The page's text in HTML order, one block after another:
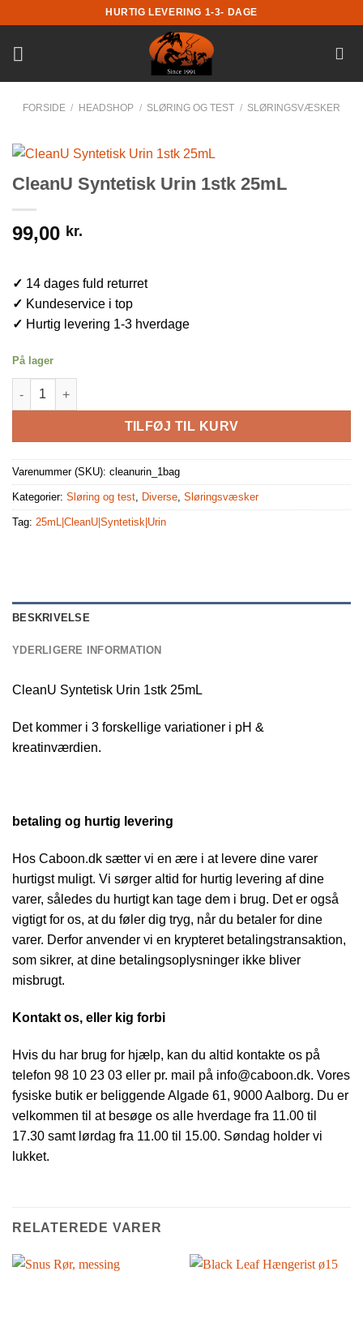
til
indhold
HURTIG LEVERING 1-3- DAGE
FORSIDE / HEADSHOP / SLØRING OG TEST / SLØRINGSVÆSKER
CleanU Syntetisk Urin 1stk 25mL
99,00 kr.
✓ 14 dages fuld returret
✓ Kundeservice i top
✓ Hurtig levering 1-3 hverdage
På lager
CleanU Syntetisk Urin 1stk 25mL antal
TILFØJ TIL KURV
Varenummer (SKU): cleanurin_1bag
Kategorier: Sløring og test Diverse Sløringsvæsker
Tag: 25mL|CleanU|Syntetisk|Urin
BESKRIVELSE
YDERLIGERE INFORMATION
CleanU Syntetisk Urin 1stk 25mL
Det kommer i 3 forskellige variationer i pH &
kreatinværdien.
betaling og hurtig levering
Hos Caboon.dk sætter vi en ære i at levere dine varer
hurtigst muligt. Vi sørger altid for hurtig levering af dine
varer, således du hurtigt kan tage dem i brug. Det er også
vigtigt for os, at du føler dig tryg, når du betaler for dine
varer. Derfor anvender vi en krypteret betalingstransaktion,
som sikrer, at dine betalingsoplysninger ikke bliver
misbrugt.
Kontakt os, eller kig forbi
Hvis du har brug for hjælp, kan du altid kontakte os på
telefon 98 10 23 03 eller pr. mail på info@caboon.dk. Vores
fysiske butik er beliggende Algade 61, 9000 Aalborg. Du er
velkommen til at besøge os alle hverdage fra 11.00 til
17.30 samt lørdag fra 11.00 til 15.00. Søndag holder vi
lukket.
RELATEREDE VARER